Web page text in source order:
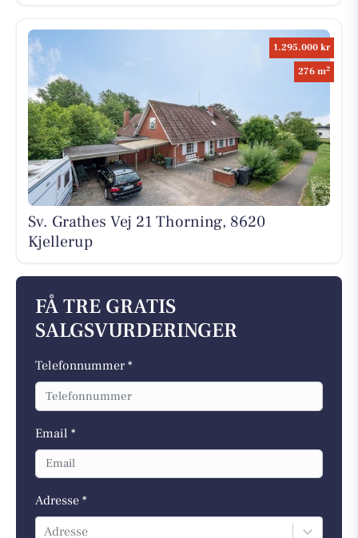
1.295.000 kr
276 m2
Sv. Grathes Vej 21 Thorning, 8620
Kjellerup
FÅ TRE GRATIS
SALGSVURDERINGER
Telefonnummer *
Email *
Adresse *
Adresse